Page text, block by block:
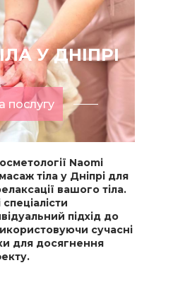
У ДНІПРІ
Записатися на послугу
Naomi
тіла у Дніпрі для
вашого тіла.
підхід до
сучасні
для досягнення